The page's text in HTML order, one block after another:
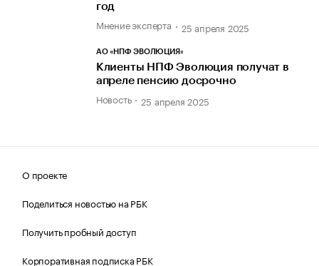
год
Мнение эксперта 25 апреля 2025
АО «НПФ ЭВОЛЮЦИЯ»
Клиенты НПФ Эволюция получат в
апреле пенсию досрочно
Новость 25 апреля 2025
О проекте
Поделиться новостью на РБК
Получить пробный доступ
Корпоративная подписка РБК